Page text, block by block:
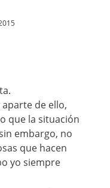
aparte de ello,
que la situación
embargo, no
que hacen
yo siempre